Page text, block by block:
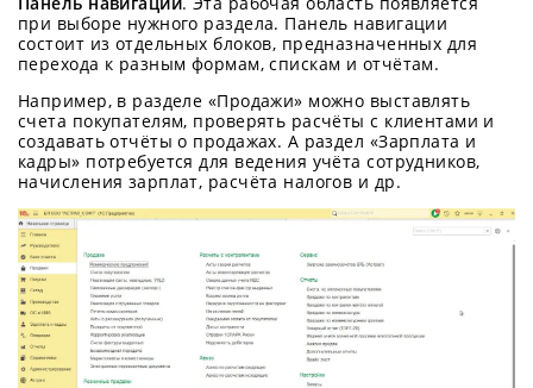
при выборе нужного раздела. Панель навигации
состоит из отдельных блоков, предназначенных для
перехода к разным формам, спискам и отчётам.
Например, в разделе «Продажи» можно выставлять
счета покупателям, проверять расчёты с клиентами и
создавать отчёты о продажах. А раздел «Зарплата и
кадры» потребуется для ведения учёта сотрудников,
начисления зарплат, расчёта налогов и др.